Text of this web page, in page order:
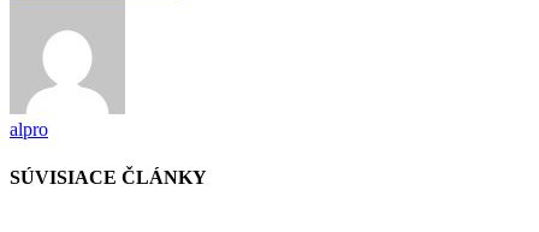
alpro
SÚVISIACE ČLÁNKY